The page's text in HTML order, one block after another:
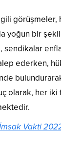
yoğun bir
ederken,
olarak, her iki
Vakti